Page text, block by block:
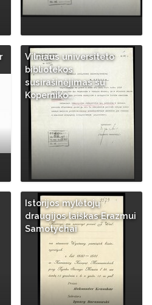
Vilniaus universiteto
bibliotekos
susirašinėjimas su
Koperniko…
Istorijos mylėtojų
draugijos laiškas Erazmui
Samotychai